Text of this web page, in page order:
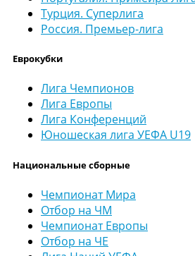
Турция. Суперлига
Россия. Премьер-лига
Еврокубки
Лига Чемпионов
Лига Европы
Лига Конференций
Юношеская лига УЕФА U19
Национальные сборные
Чемпионат Мира
Отбор на ЧМ
Чемпионат Европы
Отбор на ЧЕ